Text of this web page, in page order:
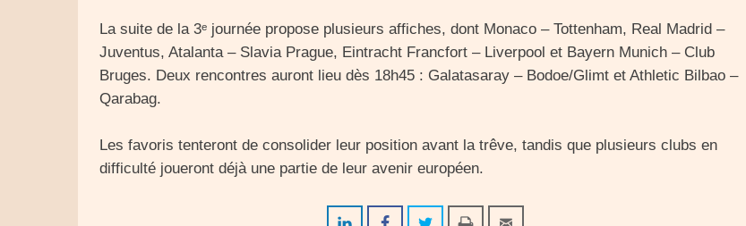
La suite de la 3ᵉ journée propose plusieurs affiches, dont Monaco – Tottenham, Real Madrid –
Juventus, Atalanta – Slavia Prague, Eintracht Francfort – Liverpool et Bayern Munich – Club
Bruges. Deux rencontres auront lieu dès 18h45 : Galatasaray – Bodoe/Glimt et Athletic Bilbao –
Qarabag.
Les favoris tenteront de consolider leur position avant la trêve, tandis que plusieurs clubs en
difficulté joueront déjà une partie de leur avenir européen.